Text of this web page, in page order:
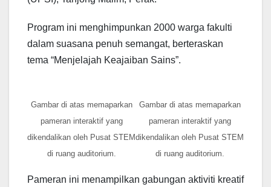
Program ini menghimpunkan 2000 warga fakulti
dalam suasana penuh semangat, berteraskan
tema “Menjelajah Keajaiban Sains”.
Gambar di atas memaparkan
pameran interaktif yang
dikendalikan oleh Pusat STEM
di ruang auditorium.
Gambar di atas memaparkan
pameran interaktif yang
dikendalikan oleh Pusat STEM
di ruang auditorium.
Pameran ini menampilkan gabungan aktiviti kreatif